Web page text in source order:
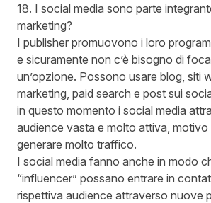
18. I social media sono parte
marketing?
I publisher promuovono i loro
e sicuramente non c’è bisogno di
un’opzione. Possono usare blog, siti
marketing, paid search e post sui
in questo momento i social media
audience vasta e molto attiva,
generare molto traffico.
I social media fanno anche in modo
“influencer” possano entrare in
rispettiva audience attraverso nuove